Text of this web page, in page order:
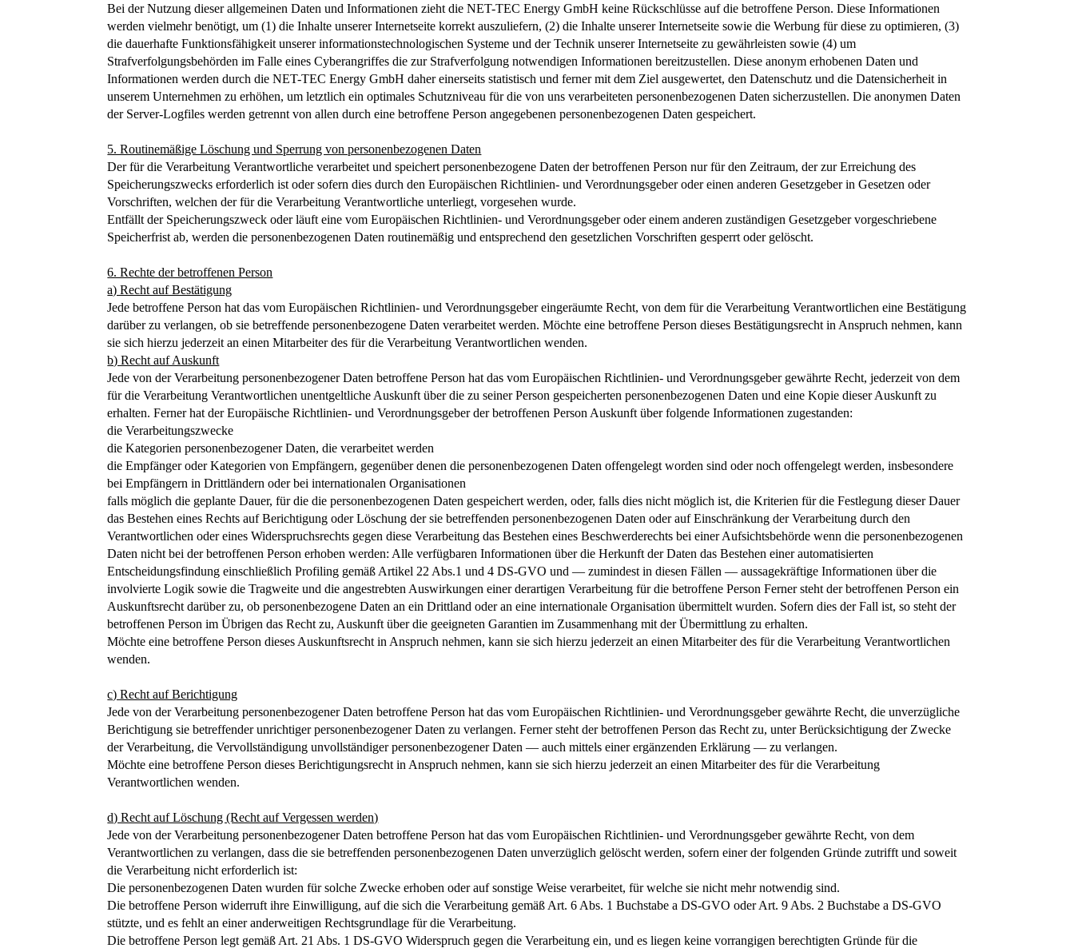
Bei der Nutzung dieser allgemeinen Daten und Informationen zieht die NET-TEC Energy GmbH keine Rückschlüsse auf die betroffene Person. Diese Informationen
werden vielmehr benötigt, um (1) die Inhalte unserer Internetseite korrekt auszuliefern, (2) die Inhalte unserer Internetseite sowie die Werbung für diese zu optimieren, (3)
die dauerhafte Funktionsfähigkeit unserer informationstechnologischen Systeme und der Technik unserer Internetseite zu gewährleisten sowie (4) um
Strafverfolgungsbehörden im Falle eines Cyberangriffes die zur Strafverfolgung notwendigen Informationen bereitzustellen. Diese anonym erhobenen Daten und
Informationen werden durch die NET-TEC Energy GmbH daher einerseits statistisch und ferner mit dem Ziel ausgewertet, den Datenschutz und die Datensicherheit in
unserem Unternehmen zu erhöhen, um letztlich ein optimales Schutzniveau für die von uns verarbeiteten personenbezogenen Daten sicherzustellen. Die anonymen Daten
der Server-Logfiles werden getrennt von allen durch eine betroffene Person angegebenen personenbezogenen Daten gespeichert.
5. Routinemäßige Löschung und Sperrung von personenbezogenen Daten
Der für die Verarbeitung Verantwortliche verarbeitet und speichert personenbezogene Daten der betroffenen Person nur für den Zeitraum, der zur Erreichung des
Speicherungszwecks erforderlich ist oder sofern dies durch den Europäischen Richtlinien- und Verordnungsgeber oder einen anderen Gesetzgeber in Gesetzen oder
Vorschriften, welchen der für die Verarbeitung Verantwortliche unterliegt, vorgesehen wurde.
Entfällt der Speicherungszweck oder läuft eine vom Europäischen Richtlinien- und Verordnungsgeber oder einem anderen zuständigen Gesetzgeber vorgeschriebene
Speicherfrist ab, werden die personenbezogenen Daten routinemäßig und entsprechend den gesetzlichen Vorschriften gesperrt oder gelöscht.
6. Rechte der betroffenen Person
a) Recht auf Bestätigung
Jede betroffene Person hat das vom Europäischen Richtlinien- und Verordnungsgeber eingeräumte Recht, von dem für die Verarbeitung Verantwortlichen eine Bestätigung
darüber zu verlangen, ob sie betreffende personenbezogene Daten verarbeitet werden. Möchte eine betroffene Person dieses Bestätigungsrecht in Anspruch nehmen, kann
sie sich hierzu jederzeit an einen Mitarbeiter des für die Verarbeitung Verantwortlichen wenden.
b) Recht auf Auskunft
Jede von der Verarbeitung personenbezogener Daten betroffene Person hat das vom Europäischen Richtlinien- und Verordnungsgeber gewährte Recht, jederzeit von dem
für die Verarbeitung Verantwortlichen unentgeltliche Auskunft über die zu seiner Person gespeicherten personenbezogenen Daten und eine Kopie dieser Auskunft zu
erhalten. Ferner hat der Europäische Richtlinien- und Verordnungsgeber der betroffenen Person Auskunft über folgende Informationen zugestanden:
die Verarbeitungszwecke
die Kategorien personenbezogener Daten, die verarbeitet werden
die Empfänger oder Kategorien von Empfängern, gegenüber denen die personenbezogenen Daten offengelegt worden sind oder noch offengelegt werden, insbesondere
bei Empfängern in Drittländern oder bei internationalen Organisationen
falls möglich die geplante Dauer, für die die personenbezogenen Daten gespeichert werden, oder, falls dies nicht möglich ist, die Kriterien für die Festlegung dieser Dauer
das Bestehen eines Rechts auf Berichtigung oder Löschung der sie betreffenden personenbezogenen Daten oder auf Einschränkung der Verarbeitung durch den
Verantwortlichen oder eines Widerspruchsrechts gegen diese Verarbeitung das Bestehen eines Beschwerderechts bei einer Aufsichtsbehörde wenn die personenbezogenen
Daten nicht bei der betroffenen Person erhoben werden: Alle verfügbaren Informationen über die Herkunft der Daten das Bestehen einer automatisierten
Entscheidungsfindung einschließlich Profiling gemäß Artikel 22 Abs.1 und 4 DS-GVO und — zumindest in diesen Fällen — aussagekräftige Informationen über die
involvierte Logik sowie die Tragweite und die angestrebten Auswirkungen einer derartigen Verarbeitung für die betroffene Person Ferner steht der betroffenen Person ein
Auskunftsrecht darüber zu, ob personenbezogene Daten an ein Drittland oder an eine internationale Organisation übermittelt wurden. Sofern dies der Fall ist, so steht der
betroffenen Person im Übrigen das Recht zu, Auskunft über die geeigneten Garantien im Zusammenhang mit der Übermittlung zu erhalten.
Möchte eine betroffene Person dieses Auskunftsrecht in Anspruch nehmen, kann sie sich hierzu jederzeit an einen Mitarbeiter des für die Verarbeitung Verantwortlichen
wenden.
c) Recht auf Berichtigung
Jede von der Verarbeitung personenbezogener Daten betroffene Person hat das vom Europäischen Richtlinien- und Verordnungsgeber gewährte Recht, die unverzügliche
Berichtigung sie betreffender unrichtiger personenbezogener Daten zu verlangen. Ferner steht der betroffenen Person das Recht zu, unter Berücksichtigung der Zwecke
der Verarbeitung, die Vervollständigung unvollständiger personenbezogener Daten — auch mittels einer ergänzenden Erklärung — zu verlangen.
Möchte eine betroffene Person dieses Berichtigungsrecht in Anspruch nehmen, kann sie sich hierzu jederzeit an einen Mitarbeiter des für die Verarbeitung
Verantwortlichen wenden.
d) Recht auf Löschung (Recht auf Vergessen werden)
Jede von der Verarbeitung personenbezogener Daten betroffene Person hat das vom Europäischen Richtlinien- und Verordnungsgeber gewährte Recht, von dem
Verantwortlichen zu verlangen, dass die sie betreffenden personenbezogenen Daten unverzüglich gelöscht werden, sofern einer der folgenden Gründe zutrifft und soweit
die Verarbeitung nicht erforderlich ist:
Die personenbezogenen Daten wurden für solche Zwecke erhoben oder auf sonstige Weise verarbeitet, für welche sie nicht mehr notwendig sind.
Die betroffene Person widerruft ihre Einwilligung, auf die sich die Verarbeitung gemäß Art. 6 Abs. 1 Buchstabe a DS-GVO oder Art. 9 Abs. 2 Buchstabe a DS-GVO
stützte, und es fehlt an einer anderweitigen Rechtsgrundlage für die Verarbeitung.
Die betroffene Person legt gemäß Art. 21 Abs. 1 DS-GVO Widerspruch gegen die Verarbeitung ein, und es liegen keine vorrangigen berechtigten Gründe für die